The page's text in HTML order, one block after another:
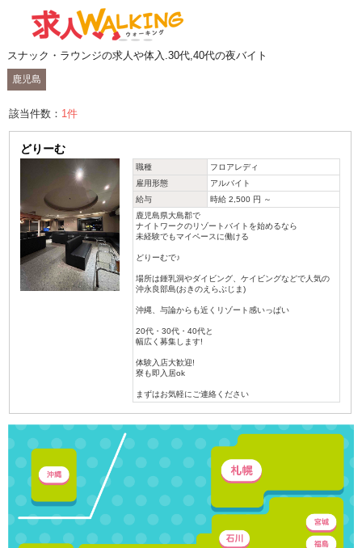
スナック・ラウンジの求人や体入.30代,40代の夜バイト
鹿児島
該当件数： 1件
どりーむ
職種
フロアレディ
雇用形態
アルバイト
給与
時給 2,500 円 ～
鹿児島県大島郡で
ナイトワークのリゾートバイトを始めるなら
未経験でもマイペースに働ける
どりーむで♪
場所は鍾乳洞やダイビング、ケイビングなどで人気の
沖永良部島(おきのえらぶじま)
沖縄、与論からも近くリゾート感いっぱい
20代・30代・40代と
幅広く募集します!
体験入店大歓迎!
寮も即入居ok
まずはお気軽にご連絡ください